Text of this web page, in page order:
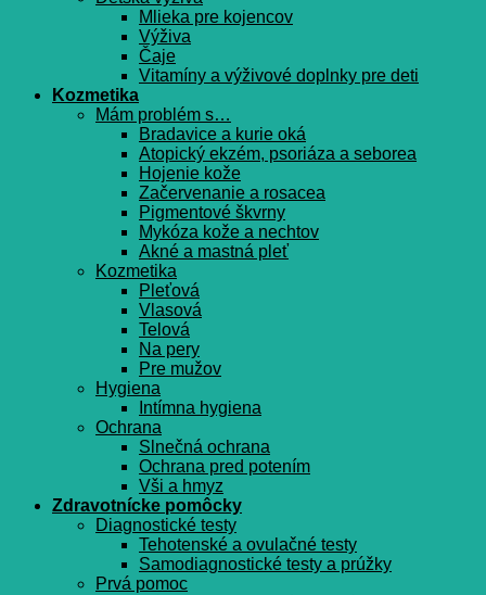
Mlieka pre kojencov
Výživa
Čaje
Vitamíny a výživové doplnky pre deti
Kozmetika
Mám problém s…
Bradavice a kurie oká
Atopický ekzém, psoriáza a seborea
Hojenie kože
Začervenanie a rosacea
Pigmentové škvrny
Mykóza kože a nechtov
Akné a mastná pleť
Kozmetika
Pleťová
Vlasová
Telová
Na pery
Pre mužov
Hygiena
Intímna hygiena
Ochrana
Slnečná ochrana
Ochrana pred potením
Vši a hmyz
Zdravotnícke pomôcky
Diagnostické testy
Tehotenské a ovulačné testy
Samodiagnostické testy a prúžky
Prvá pomoc